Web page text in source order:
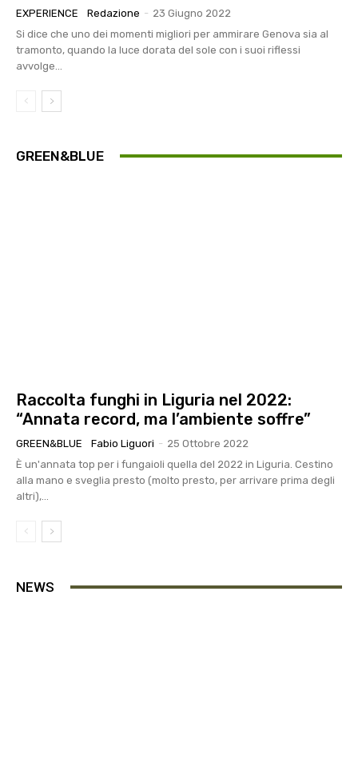
EXPERIENCE Redazione - 23 Giugno 2022
Si dice che uno dei momenti migliori per ammirare Genova sia al
tramonto, quando la luce dorata del sole con i suoi riflessi
avvolge...
GREEN&BLUE
Raccolta funghi in Liguria nel 2022:
“Annata record, ma l’ambiente soffre”
GREEN&BLUE Fabio Liguori - 25 Ottobre 2022
È un'annata top per i fungaioli quella del 2022 in Liguria. Cestino
alla mano e sveglia presto (molto presto, per arrivare prima degli
altri),...
NEWS